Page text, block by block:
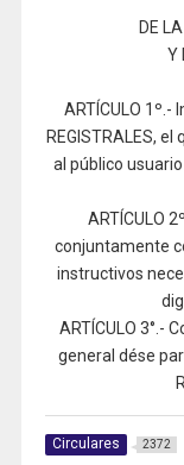
DE
Y
ARTÍCULO 1º.-
REGISTRALES,
al público
ARTÍCULO
conjuntamente
instructivos
ARTÍCULO 3°.-
general dése
Circulares 2372